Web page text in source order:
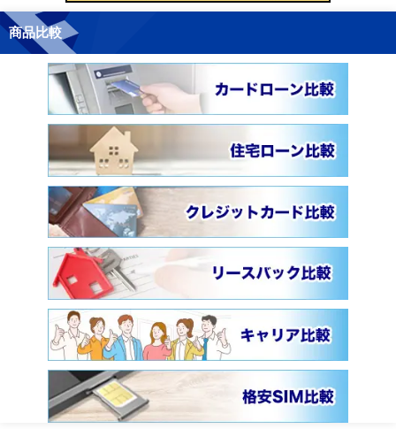
商品比較